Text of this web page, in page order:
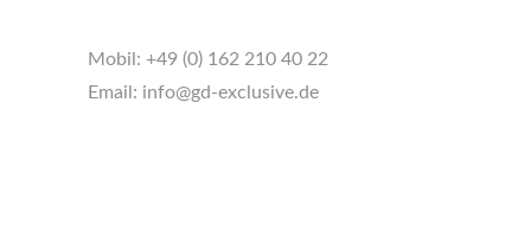
Mobil: +49 (0) 162 210 40 22
Email: info@gd-exclusive.de